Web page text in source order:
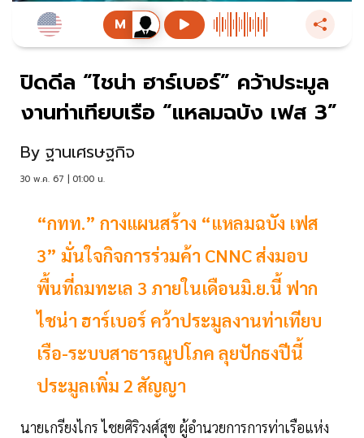
ปิดดีล “ไชน่า ฮาร์เบอร์” คว้าประมูล
งานท่าเทียบเรือ “แหลมฉบัง เฟส 3”
By ฐานเศรษฐกิจ
30 พ.ค. 67 | 01:00 น.
“กทท.” กางแผนสร้าง “แหลมฉบัง เฟส
3” มั่นใจกิจการร่วมค้า CNNC ส่งมอบ
พื้นที่ถมทะเล 3 ภายในเดือนมิ.ย.นี้ ฟาก
ไชน่า ฮาร์เบอร์ คว้าประมูลงานท่าเทียบ
เรือ-ระบบสาธารณูปโภค ลุยปักธงปีนี้
ประมูลเพิ่ม 2 สัญญา
นายเกรียงไกร ไชยศิริวงศ์สุข ผู้อำนวยการการท่าเรือแห่ง